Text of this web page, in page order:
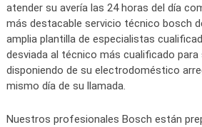
atender su avería las 24 horas del día
más destacable servicio técnico bosch
amplia plantilla de especialistas
desviada al técnico más cualificado para
disponiendo de su electrodoméstico
mismo día de su llamada.
Nuestros profesionales Bosch están